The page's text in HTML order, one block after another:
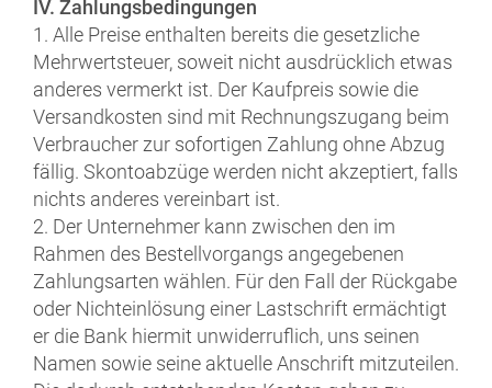
IV. Zahlungsbedingungen
1. Alle Preise enthalten bereits die gesetzliche
Mehrwertsteuer, soweit nicht ausdrücklich etwas
anderes vermerkt ist. Der Kaufpreis sowie die
Versandkosten sind mit Rechnungszugang beim
Verbraucher zur sofortigen Zahlung ohne Abzug
fällig. Skontoabzüge werden nicht akzeptiert, falls
nichts anderes vereinbart ist.
2. Der Unternehmer kann zwischen den im
Rahmen des Bestellvorgangs angegebenen
Zahlungsarten wählen. Für den Fall der Rückgabe
oder Nichteinlösung einer Lastschrift ermächtigt
er die Bank hiermit unwiderruflich, uns seinen
Namen sowie seine aktuelle Anschrift mitzuteilen.